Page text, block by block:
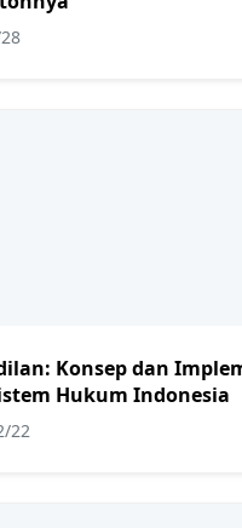
Konsep dan
Hukum Indonesia
22